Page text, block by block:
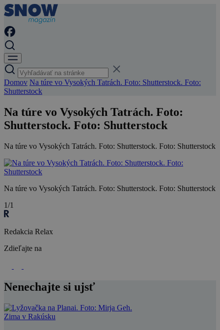
Domov Na túre vo Vysokých Tatrách. Foto: Shutterstock. Foto:
Shutterstock
Na túre vo Vysokých Tatrách. Foto:
Shutterstock. Foto: Shutterstock
Na túre vo Vysokých Tatrách. Foto: Shutterstock. Foto: Shutterstock
Na túre vo Vysokých Tatrách. Foto: Shutterstock. Foto: Shutterstock
1/1
Redakcia Relax
Zdieľajte na
Nenechajte si ujsť
Zima v Rakúsku